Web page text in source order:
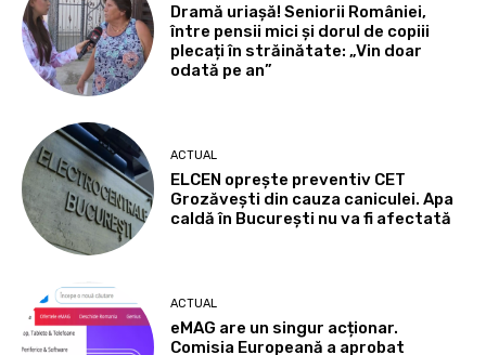
Dramă uriașă! Seniorii României,
între pensii mici și dorul de copiii
plecați în străinătate: „Vin doar
odată pe an”
ACTUAL
ELCEN oprește preventiv CET
Grozăvești din cauza caniculei. Apa
caldă în București nu va fi afectată
ACTUAL
eMAG are un singur acționar.
Comisia Europeană a aprobat